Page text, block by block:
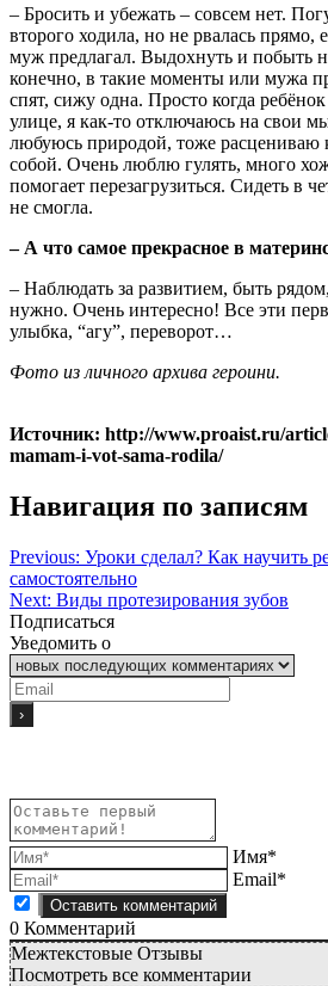
– Бросить и убежать – совсем нет.
второго ходила, но не рвалась прямо,
муж предлагал. Выдохнуть и побыть
конечно, в такие моменты или мужа
спят, сижу одна. Просто когда
улице, я как-то отключаюсь на свои
любуюсь природой, тоже расцениваю
собой. Очень люблю гулять, много
помогает перезагрузиться. Сидеть в
не смогла.
– А что самое прекрасное в
– Наблюдать за развитием, быть
нужно. Очень интересно! Все эти
улыбка, “агу”, переворот…
Фото из личного архива героини.
Источник: http://www.proaist.ru/
mamam-i-vot-sama-rodila/
Навигация по записям
Previous: Уроки сделал? Как научить
самостоятельно
Next: Виды протезирования зубов
Подписаться
Уведомить о
Имя*
Email*
0 Комментарий
Межтекстовые Отзывы
Посмотреть все комментарии